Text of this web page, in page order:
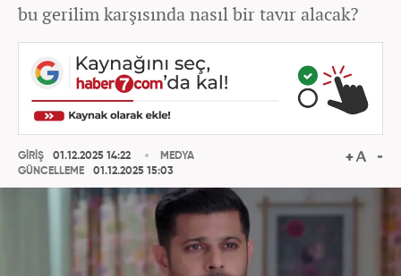
bu gerilim karşısında nasıl bir tavır alacak?
GİRİŞ
01.12.2025 14:22
GÜNCELLEME
01.12.2025 15:03
MEDYA